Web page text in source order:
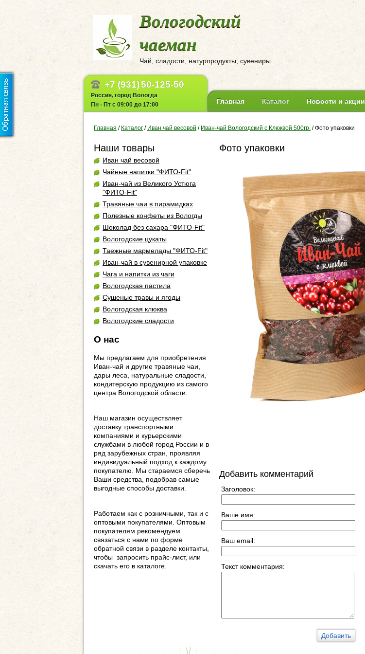
Вологодский
чаеман
Чай, сладости, натурпродукты, сувениры
+7 (931)50-125-50
Россия, город Вологда
Пн - Пт с 09:00 до 17:00
Главная Каталог Новости и акции
Главная / Каталог / Иван чай весовой / Иван-чай Вологодский с Клюквой 500гр. / Фото упаковки
Наши товары
Иван чай весовой
Чайные напитки "ФИТО-Fit"
Иван-чай из Великого Устюга
"ФИТО-Fit"
Травяные чаи в пирамидках
Полезные конфеты из Вологды
Шоколад без сахара "ФИТО-Fit"
Вологодские цукаты
Таежные мармелады "ФИТО-Fit"
Иван-чай в сувенирной упаковке
Чага и напитки из чаги
Вологодская пастила
Сушеные травы и ягоды
Вологодская клюква
Вологодские сладости
О нас
Мы предлагаем для приобретения
Иван-чай и другие травяные чаи,
дары леса, натуральные сладости,
кондитерскую продукцию из самого
центра Вологодской области.
Наш магазин осуществляет
доставку транспортными
компаниями и курьерскими
службами в любой город России и в
ряд зарубежных стран, проявляя
индивидуальный подход к каждому
покупателю. Мы стараемся сберечь
Ваши средства, подобрав самые
выгодные способы доставки.
Работаем как с розничными, так и с
оптовыми покупателями. Оптовым
покупателям рекомендуем
связаться с нами по форме
обратной связи в разделе контакты,
чтобы запросить прайс-лист, или
скачать его в каталоге.
Фото упаковки
Добавить комментарий
Заголовок:
Ваше имя:
Ваш email:
Текст комментария: